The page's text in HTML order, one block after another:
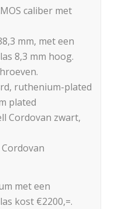
caliber met
mm, met een
8,3 mm hoog.
ruthenium-plated
plated
Cordovan zwart,
met een
kost €2200,=.